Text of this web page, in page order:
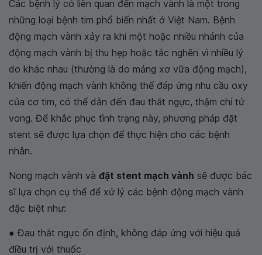
Các bệnh lý có liên quan đến mạch vành là một trong
những loại bệnh tim phổ biến nhất ở Việt Nam. Bệnh
động mạch vành xảy ra khi một hoặc nhiều nhánh của
động mạch vành bị thu hẹp hoặc tắc nghẽn vì nhiều lý
do khác nhau (thường là do mảng xơ vữa động mạch),
khiến động mạch vành không thể đáp ứng nhu cầu oxy
của cơ tim, có thể dẫn đến đau thắt ngực, thậm chí tử
vong. Để khắc phục tình trạng này, phương pháp đặt
stent sẽ được lựa chọn để thực hiện cho các bệnh
nhân.
Nong mạch vành và đặt stent mạch vành sẽ được bác
sĩ lựa chọn cụ thể để xử lý các bệnh động mạch vành
đặc biệt như:
● Đau thắt ngực ổn định, không đáp ứng với hiệu quả
điều trị với thuốc